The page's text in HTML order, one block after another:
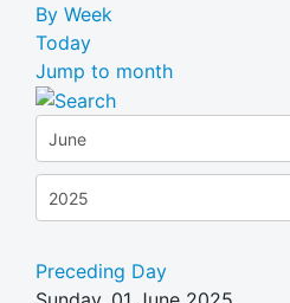
By Week
Today
Jump to month
Preceding Day